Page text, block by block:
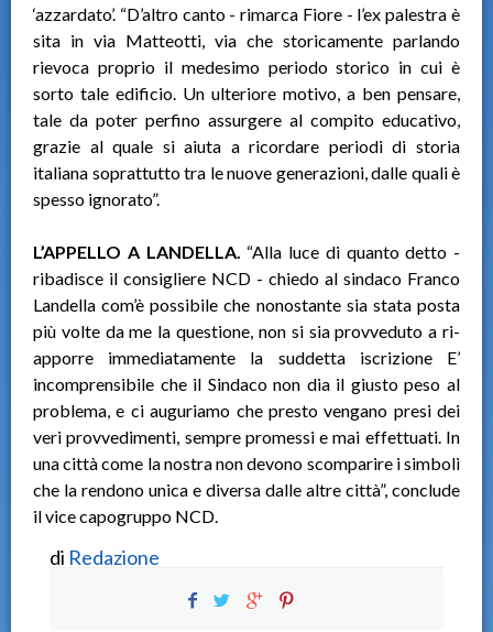
‘azzardato’. “D’altro canto - rimarca Fiore - l’ex palestra è
sita in via Matteotti, via che storicamente parlando
rievoca proprio il medesimo periodo storico in cui è
sorto tale edificio. Un ulteriore motivo, a ben pensare,
tale da poter perfino assurgere al compito educativo,
grazie al quale si aiuta a ricordare periodi di storia
italiana soprattutto tra le nuove generazioni, dalle quali è
spesso ignorato”.
L’APPELLO A LANDELLA. “Alla luce di quanto detto -
ribadisce il consigliere NCD - chiedo al sindaco Franco
Landella com’è possibile che nonostante sia stata posta
più volte da me la questione, non si sia provveduto a ri-
apporre immediatamente la suddetta iscrizione E’
incomprensibile che il Sindaco non dia il giusto peso al
problema, e ci auguriamo che presto vengano presi dei
veri provvedimenti, sempre promessi e mai effettuati. In
una città come la nostra non devono scomparire i simboli
che la rendono unica e diversa dalle altre città”, conclude
il vice capogruppo NCD.
di Redazione